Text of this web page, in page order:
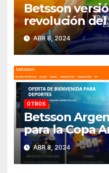
Betsson
revolución
bolsillo
ABR 8, 2024
OTROS
Betsson
para la Copa
¡Descúbrelo
ABR 8, 2024